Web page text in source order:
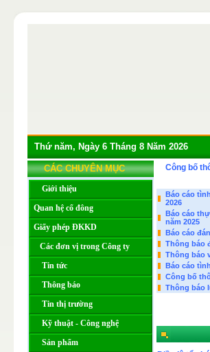
Thứ năm, Ngày 6 Tháng 8 Năm 2026
CÁC CHUYÊN MỤC
Giới thiệu
Quan hệ cổ đông
Giấy phép ĐKKD
Các đơn vị trong Công ty
Tin tức
Thông báo
Tin thị trường
Kỹ thuật - Công nghệ
Sản phẩm
Công bố
Báo cáo
2026
Báo cáo
năm 2025
Báo cáo
Thông báo
Thông báo
Báo cáo
Công bố
Thông báo